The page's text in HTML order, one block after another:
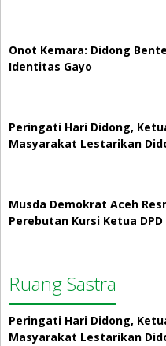
Onot Kemara: Didong
Identitas Gayo
Peringati Hari Didong,
Masyarakat Lestarikan
Musda Demokrat Aceh
Perebutan Kursi Ketua
Ruang Sastra
Peringati Hari Didong,
Masyarakat Lestarikan